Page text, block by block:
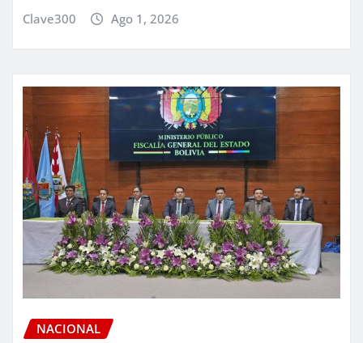
Clave300 Ago 1, 2026
NACIONAL